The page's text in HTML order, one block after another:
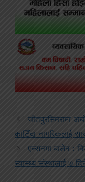
जीतपुरसिमरामा
काटिँदा नागरिकलाई
एक्सनमा बालेन :
स्वास्थ्य संस्थालाई ७